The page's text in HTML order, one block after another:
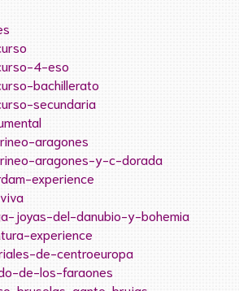
4-eso
bachillerato
secundaria
aragones
aragones-y-c-dorada
experience
joyas-del-danubio-y-bohemia
experience
de-centroeuropa
de-los-faraones